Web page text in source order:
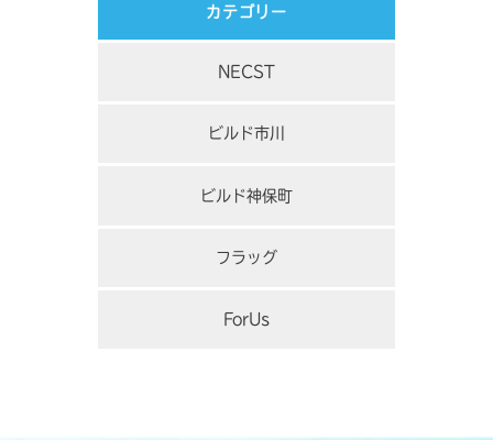
カテゴリー
NECST
ビルド市川
ビルド神保町
フラッグ
ForUs